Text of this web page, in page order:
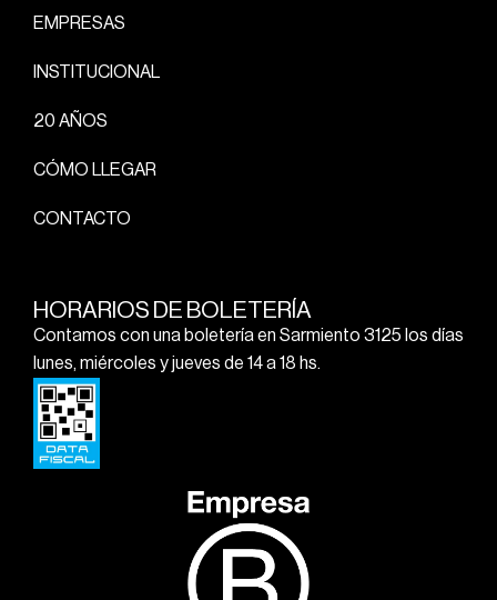
EMPRESAS
INSTITUCIONAL
20 AÑOS
CÓMO LLEGAR
CONTACTO
HORARIOS DE BOLETERÍA
Contamos con una boletería en Sarmiento 3125 los días
lunes, miércoles y jueves de 14 a 18 hs.